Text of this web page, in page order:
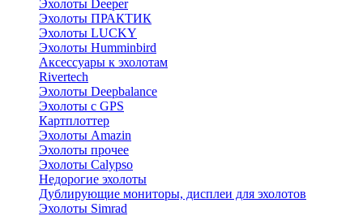
Эхолоты Deeper
Эхолоты ПРАКТИК
Эхолоты LUCKY
Эхолоты Humminbird
Аксессуары к эхолотам
Rivertech
Эхолоты Deepbalance
Эхолоты с GPS
Картплоттер
Эхолоты Amazin
Эхолоты прочее
Эхолоты Calypso
Недорогие эхолоты
Дублирующие мониторы, дисплеи для эхолотов
Эхолоты Simrad